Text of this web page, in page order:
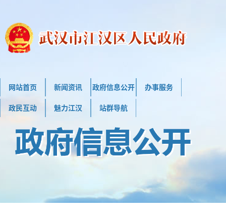
网站首页 新闻资讯 政府信息公开 办事服务
政民互动 魅力江汉 站群导航